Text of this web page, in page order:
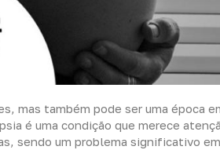
mas também pode ser uma época
é uma condição que merece
sendo um problema significativo